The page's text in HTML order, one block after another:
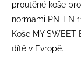
proutěné koše
normami PN-EN
Koše MY SWEET
dítě v Evropě.